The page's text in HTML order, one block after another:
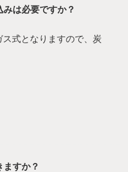
は必要ですか？
式となりますので、炭
ますか？